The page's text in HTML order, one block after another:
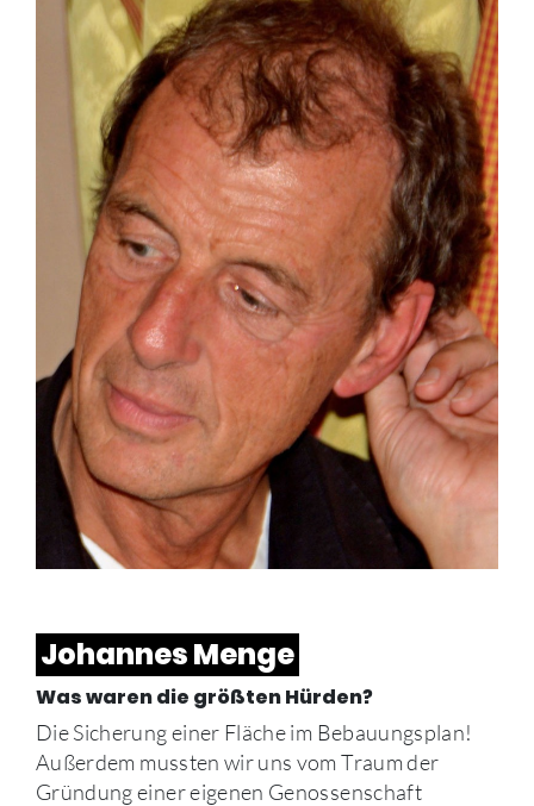
Johannes Menge
Was waren die größten Hürden?
Die Sicherung einer Fläche im Bebauungsplan!
Außerdem mussten wir uns vom Traum der
Gründung einer eigenen Genossenschaft